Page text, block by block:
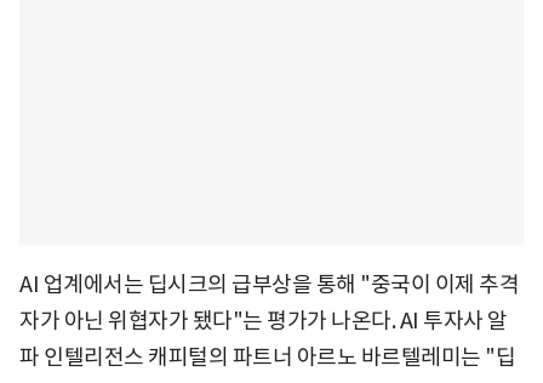
AI 업계에서는 딥시크의 급부상을 통해 "중국이 이제 추격
자가 아닌 위협자가 됐다"는 평가가 나온다. AI 투자사 알
파 인텔리전스 캐피털의 파트너 아르노 바르텔레미는 "딥